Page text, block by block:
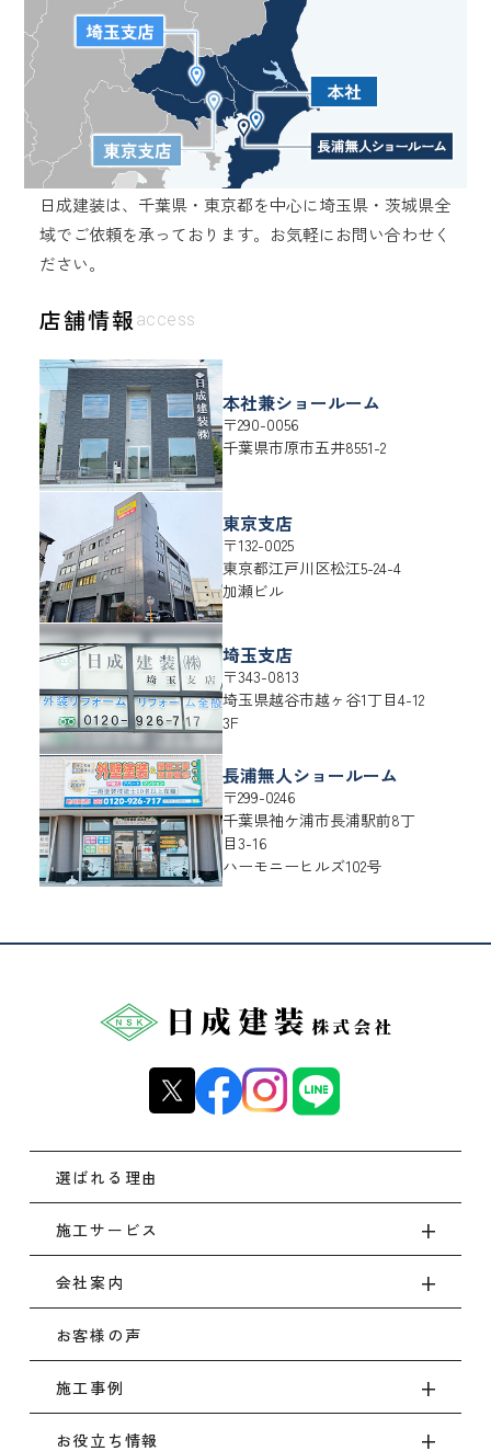
日成建装は、千葉県・東京都を中心に埼玉県・茨城県全
域でご依頼を承っております。 お気軽にお問い合わせく
ださい。
店舗情報access
本社兼ショールーム
〒290-0056
千葉県市原市五井8551-2
東京支店
〒132-0025
東京都江戸川区松江5-24-4
加瀬ビル
埼玉支店
〒343-0813
埼玉県越谷市越ヶ谷1丁目4-12
3F
長浦無人ショールーム
〒299-0246
千葉県袖ケ浦市長浦駅前8丁
目3-16
ハーモニーヒルズ102号
選ばれる理由
施工サービス
会社案内
お客様の声
施工事例
お役立ち情報